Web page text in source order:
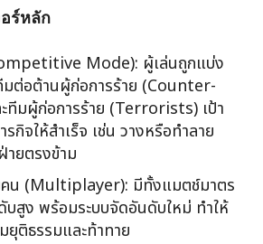
ร์หลัก
Mode): ผู้เล่นถูกแบ่ง
ต่อต้านผู้ก่อการร้าย (Counter-
มผู้ก่อการร้าย (Terrorists) เป้า
กิจให้สำเร็จ เช่น วางหรือทำลาย
ายตรงข้าม
คน (Multiplayer): มีทั้งแมตช์มาตร
บสูง พร้อมระบบจัดอันดับใหม่ ทำให้
ยุติธรรมและท้าทาย